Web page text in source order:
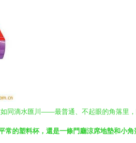
同滴水匯川——最普通、不起眼的角落里
常的塑料杯，還是一條門廳涼席地墊和小